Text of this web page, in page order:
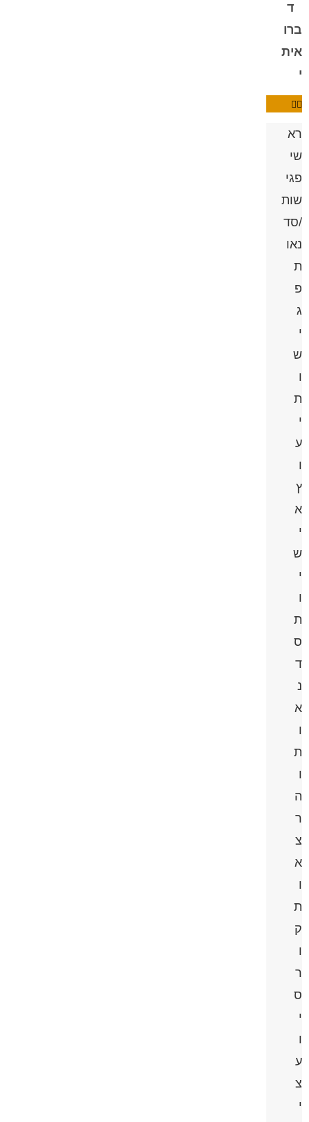
ד
ברו
אית
י
רא
שי
פגי
שות
/סד
נאו
ת
פ
ג
י
ש
ו
ת
י
ע
ו
ץ
א
י
ש
י
ו
ת
ס
ד
נ
א
ו
ת
ו
ה
ר
צ
א
ו
ת
ק
ו
ר
ס
י
ו
ע
צ
י